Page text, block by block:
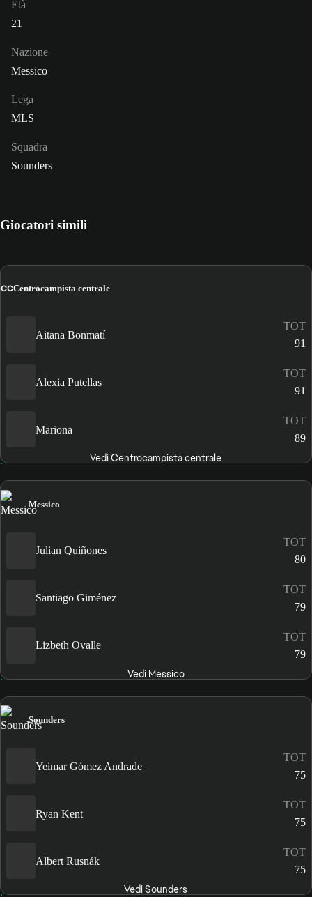
Età
21
Nazione
Messico
Lega
MLS
Squadra
Sounders
Giocatori simili
CCCentrocampista centrale
Aitana Bonmatí
TOT
91
Alexia Putellas
TOT
91
Mariona
TOT
89
Vedi Centrocampista centrale
Messico
Julian Quiñones
TOT
80
Santiago Giménez
TOT
79
Lizbeth Ovalle
TOT
79
Vedi Messico
Sounders
Yeimar Gómez Andrade
TOT
75
Ryan Kent
TOT
75
Albert Rusnák
TOT
75
Vedi Sounders